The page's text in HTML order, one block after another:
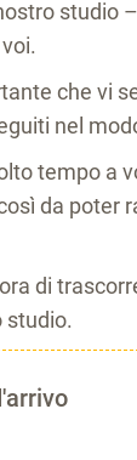
studio
che vi
nel
tempo a
da poter
di
studio.